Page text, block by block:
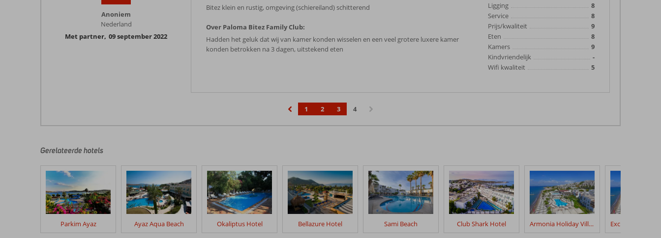
Anoniem
Nederland
Met partner, 09 september 2022
Bitez klein en rustig, omgeving (schiereiland) schitterend
Over Paloma Bitez Family Club:
Hadden het geluk dat wij van kamer konden wisselen en een veel grotere luxere kamer
konden betrokken na 3 dagen, uitstekend eten
Ligging
8
Service
8
Prijs/kwaliteit
9
Eten
8
Kamers
9
Kindvriendelijk
-
Wifi kwaliteit
5
1 2 3
4
Gerelateerde hotels
Parkim Ayaz Ayaz Aqua Beach Okaliptus Hotel Bellazure Hotel Sami Beach Club Shark Hotel Armonia Holiday Village